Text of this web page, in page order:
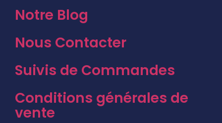
Notre Blog
Nous Contacter
Suivis de Commandes
Conditions générales de
vente